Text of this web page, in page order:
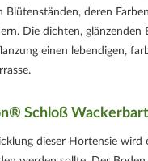
Blütenständen, deren
Die dichten,
einen lebendigen,
Schloß
dieser Hortensie